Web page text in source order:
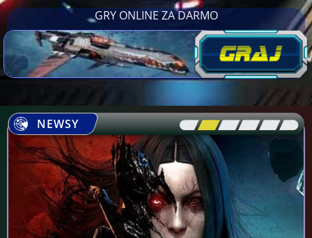
GRY ONLINE ZA DARMO
NEWSY [\ \\ \\ \\ \\ \]